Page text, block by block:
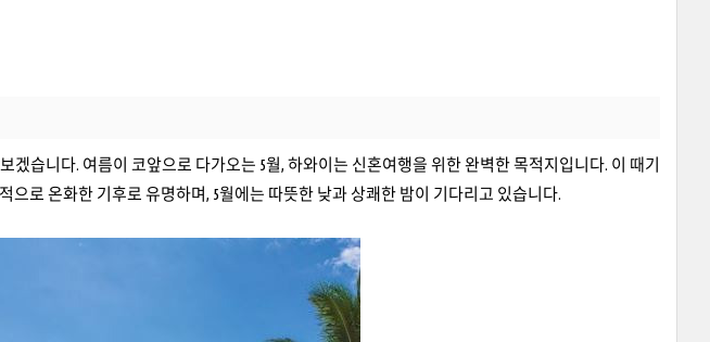
겠습니다. 여름이 코앞으로 다가오는 5월, 하와이는 신혼여행을 위한 완벽한 목적지입니다. 이 때기
으로 온화한 기후로 유명하며, 5월에는 따뜻한 낮과 상쾌한 밤이 기다리고 있습니다.